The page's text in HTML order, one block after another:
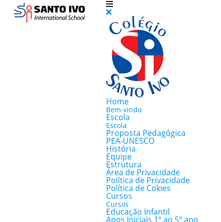
Home
Bem-vindo
Escola
Escola
Proposta Pedagógica
PEA-UNESCO
História
Equipe
Estrutura
Área de Privacidade
Política de Privacidade
Política de Cokies
Cursos
Cursos
Educação Infantil
Anos Iniciais 1º ao 5º ano